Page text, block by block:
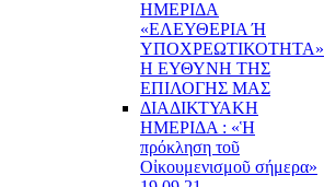
ΗΜΕΡΙΔΑ
«EΛΕΥΘΕΡΙΑ Ή
YΠΟΧΡΕΩΤΙΚΟΤΗΤΑ»
Η ΕΥΘΥΝΗ ΤΗΣ
EΠΙΛΟΓΗΣ ΜΑΣ
ΔΙΑΔΙΚΤΥΑΚΗ
ΗΜΕΡΙΔΑ : «Ἡ
πρόκληση τοῦ
Οἰκουμενισμοῦ σήμερα»